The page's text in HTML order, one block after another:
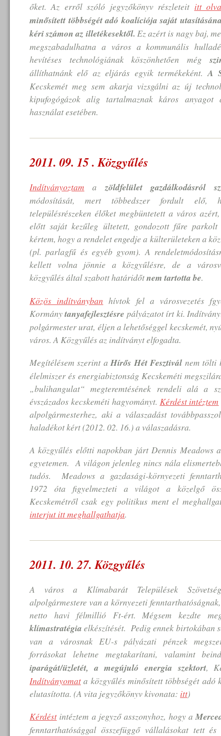
őket. Az erről szóló jegyzőkönyv részleteit itt
minősített többségét adó koalíciója saját
kéri számon az illetékesektől. Ez azért is nagy baj,
megszabadulhatna a város a kommunális
hevítéses technológiának köszönhetően még
állíthatnánk elő az eljárás egyik termékeként.A
Kecskemét meg sem akarja vizsgálni az új
kipufogógázok alig tartalmaznak káros anyagot
használat esetében.
2011. 09. 15 . Közgyűlés
Indítványoztam azöldfelület gazdálkodásról
módosítását, mert többedszer fordult elő,
településrészeken élőket megbüntetett a város
előtt saját kezűleg ültetett, gondozott fűre parkolt
kértem, hogy a rendelet engedje a külterületeken a
(pl. parlagfű és egyéb gyom). A
kellett volna jönnie a közgyűlésre, de a
közgyűlés által szabott határidőtnem tartotta be.
Közös indítványban hívtok fel a városvezetés
Kormánytanyafejlesztésre pályázatot írt ki.
polgármester urat, éljen a lehetőséggel kecskemét,
város. A Közgyűlés az indítványt elfogadta.
Megítélésem szerint aHírős Hét Fesztivál nem tölti
élelmiszer és energiabiztonság Kecskeméti
„bulihangulat“ megteremtésének rendeli alá a
évszázados kecskeméti hagyományt. Kérdést intéztem
alpolgármesterhez, aki a válaszadást
haladékot kért (2012. 02. 16.) a válaszadásra.
A közgyűlés előtti napokban járt Dennis Meadows
egyetemen. A világon jelenleg nincs nála
tudós. Meadows a gazdasági-környezeti
1972 óta figyelmezteti a világot a közelgő
Kecskemétről csak egy politikus ment el
interjut itt meghallgathatja.
2011. 10. 27. Közgyűlés
A város a Klímabarát Települések
alpolgármestere van a környezeti
netto havi félmillió Ft-ért. Mégsem kezdte
klímastratégia elkészítését. Pedig ennek birtokában
van a városnak EU-s pályázati pénzek
forrásokat lehetne megtakarítani, valamint
iparágát/üzletét, a megújuló energia szektort,
Indítványomat a közgyűlés minősített többségét adó
elutasította. (A vita jegyzőkönyv kivonata: itt)
Kérdést intéztem a jegyző asszonyhoz, hogy a
fenntarthatósággal összefüggő vállalásokat tett